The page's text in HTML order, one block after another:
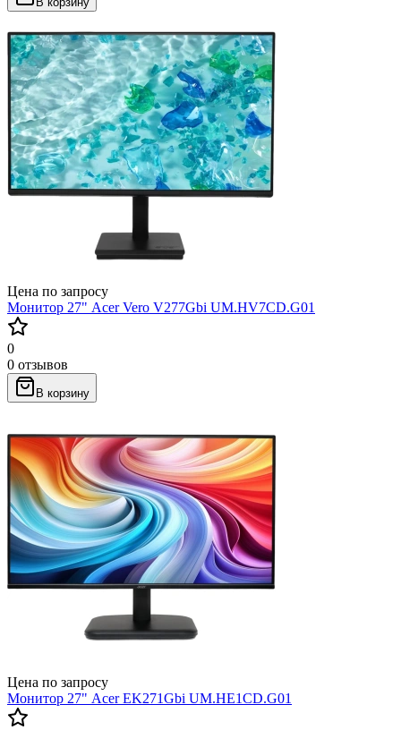
Цена по запросу
Монитор 27" Acer Vero V277Gbi UM.HV7CD.G01
0
0 отзывов
В корзину
Цена по запросу
Монитор 27" Acer EK271Gbi UM.HE1CD.G01